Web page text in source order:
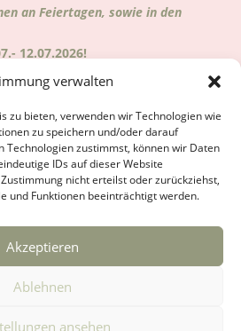
verwalten
zu bieten, verwenden wir Technologien wie
zu speichern und/oder darauf
Technologien zustimmst, können wir Daten
IDs auf dieser Website
nicht erteilst oder zurückziehst,
und Funktionen beeinträchtigt werden.
Akzeptieren
Ablehnen
ansehen
an Feiertagen, sowie in den
12.07.2026!
auf Google ersichtlich!
Anfahrt
Impressum
Cookie-Richtlinie (EU)